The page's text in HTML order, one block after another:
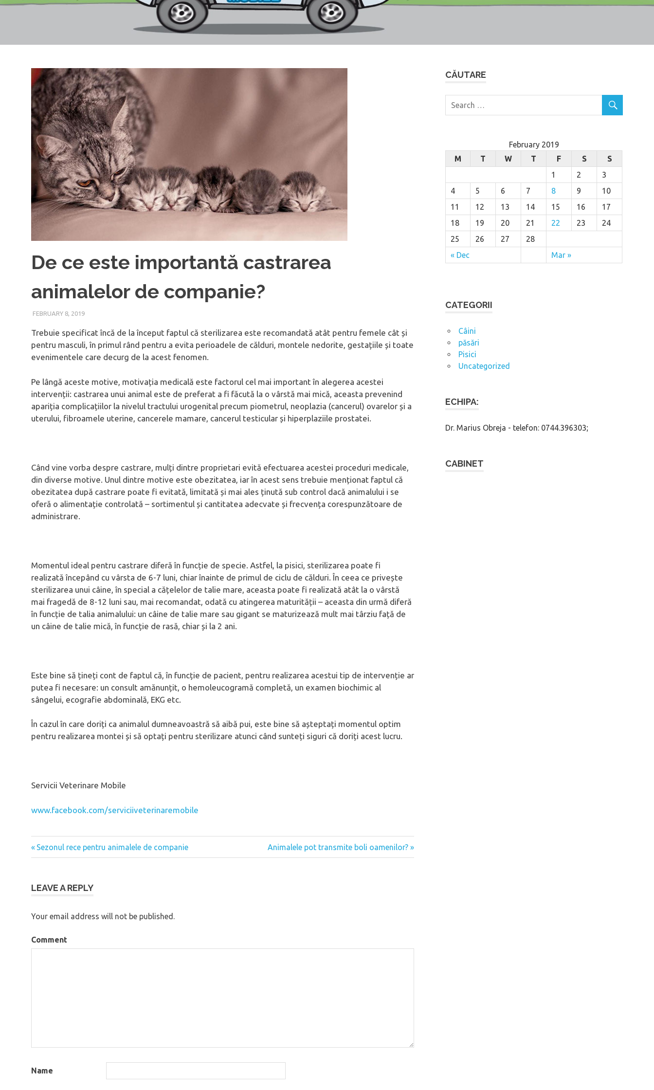
De ce este importantă castrarea
animalelor de companie?
FEBRUARY 8, 2019
Trebuie specificat încă de la început faptul că sterilizarea este recomandată atât pentru femele cât și
pentru masculi, în primul rând pentru a evita perioadele de călduri, montele nedorite, gestațiile și toate
evenimentele care decurg de la acest fenomen.
Pe lângă aceste motive, motivația medicală este factorul cel mai important în alegerea acestei
intervenții: castrarea unui animal este de preferat a fi făcută la o vârstă mai mică, aceasta prevenind
apariția complicațiilor la nivelul tractului urogenital precum piometrul, neoplazia (cancerul) ovarelor și a
uterului, fibroamele uterine, cancerele mamare, cancerul testicular și hiperplaziile prostatei.
Când vine vorba despre castrare, mulți dintre proprietari evită efectuarea acestei proceduri medicale,
din diverse motive. Unul dintre motive este obezitatea, iar în acest sens trebuie menționat faptul că
obezitatea după castrare poate fi evitată, limitată și mai ales ținută sub control dacă animalului i se
oferă o alimentație controlată – sortimentul și cantitatea adecvate și frecvența corespunzătoare de
administrare.
Momentul ideal pentru castrare diferă în funcție de specie. Astfel, la pisici, sterilizarea poate fi
realizată începând cu vârsta de 6-7 luni, chiar înainte de primul de ciclu de călduri. În ceea ce privește
sterilizarea unui câine, în special a cățelelor de talie mare, aceasta poate fi realizată atât la o vârstă
mai fragedă de 8-12 luni sau, mai recomandat, odată cu atingerea maturității – aceasta din urmă diferă
în funcție de talia animalului: un câine de talie mare sau gigant se maturizează mult mai târziu față de
un câine de talie mică, în funcție de rasă, chiar și la 2 ani.
Este bine să țineți cont de faptul că, în funcție de pacient, pentru realizarea acestui tip de intervenție ar
putea fi necesare: un consult amănunțit, o hemoleucogramă completă, un examen biochimic al
sângelui, ecografie abdominală, EKG etc.
În cazul în care doriți ca animalul dumneavoastră să aibă pui, este bine să așteptați momentul optim
pentru realizarea montei și să optați pentru sterilizare atunci când sunteți siguri că doriți acest lucru.
Servicii Veterinare Mobile
www.facebook.com/serviciiveterinaremobile
Post
Previous
Post:
Sezonul rece pentru animalele de companie
Next
Post:
Animalele pot transmite boli oamenilor?
LEAVE A REPLY
Your email address will not be published.
Comment
Name
CĂUTARE
February 2019
M
T W T F S S
« Dec Mar »
1 2
3
4
5 6 7 8 9
10
11
12 13 14 15 16
17
18
19 20 21 22 23
24
25
26 27 28
CATEGORII
Câini
păsări
Pisici
Uncategorized
ECHIPA:
Dr. Marius Obreja - telefon: 0744.396303;
CABINET